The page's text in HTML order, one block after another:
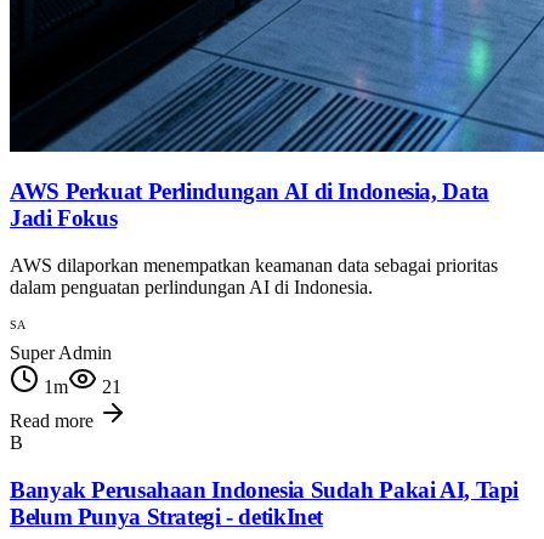
AWS Perkuat Perlindungan AI di Indonesia, Data
Jadi Fokus
AWS dilaporkan menempatkan keamanan data sebagai prioritas
dalam penguatan perlindungan AI di Indonesia.
SA
Super Admin
1m
21
Read more
B
Banyak Perusahaan Indonesia Sudah Pakai AI, Tapi
Belum Punya Strategi - detikInet